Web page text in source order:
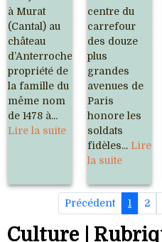
à Murat
(Cantal) au
château
d’Anterroches,
propriété de
la famille du
même nom
de 1478 à...
Lire la suite
centre du
carrefour
des douze
plus
grandes
avenues de
Paris
honore les
soldats
fidèles... Lire
la suite
Précédent 1 2
Culture |